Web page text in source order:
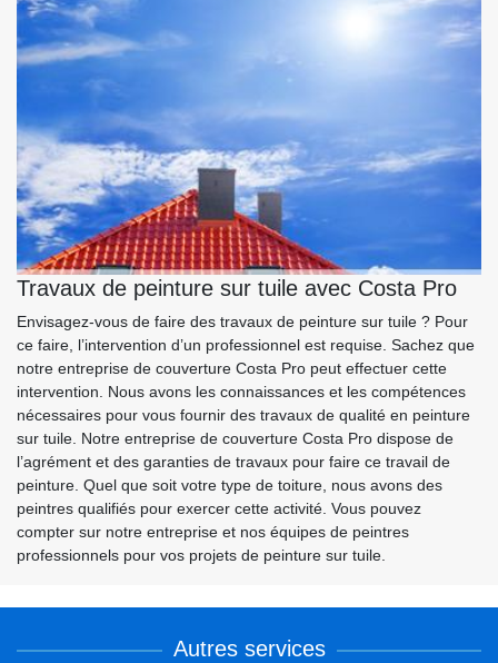
Travaux de peinture sur tuile avec Costa Pro
Envisagez-vous de faire des travaux de peinture sur tuile ? Pour
ce faire, l’intervention d’un professionnel est requise. Sachez que
notre entreprise de couverture Costa Pro peut effectuer cette
intervention. Nous avons les connaissances et les compétences
nécessaires pour vous fournir des travaux de qualité en peinture
sur tuile. Notre entreprise de couverture Costa Pro dispose de
l’agrément et des garanties de travaux pour faire ce travail de
peinture. Quel que soit votre type de toiture, nous avons des
peintres qualifiés pour exercer cette activité. Vous pouvez
compter sur notre entreprise et nos équipes de peintres
professionnels pour vos projets de peinture sur tuile.
Autres services